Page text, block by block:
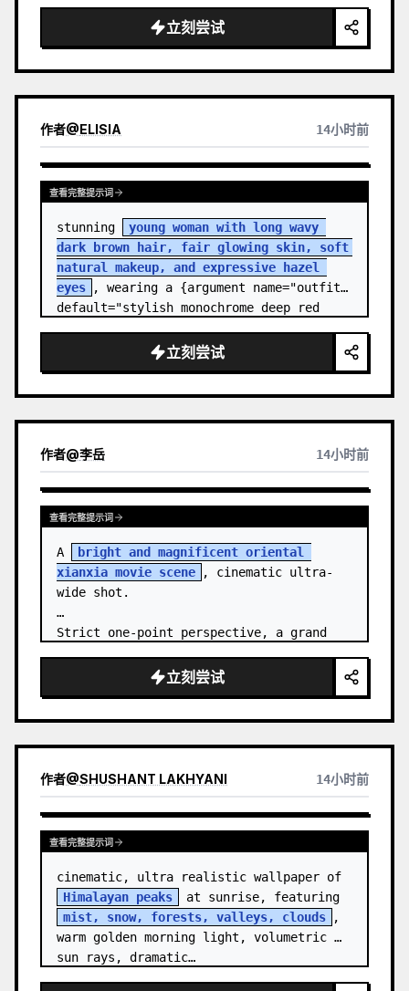
立刻尝试
作者@ELISIA 14小时前
查看完整提示词
stunning
young woman with long wavy
dark brown hair, fair glowing skin, soft
natural makeup, and expressive hazel
eyes
, wearing a {argument name="outfit"
default="stylish monochrome deep red
立刻尝试
作者@李岳 14小时前
查看完整提示词
A
bright and magnificent oriental
xianxia movie scene
, cinematic ultra-
wide shot.
Strict one-point perspective, a grand
golden jade, passing through the sea of
clouds from the bottom…
立刻尝试
作者@SHUSHANT LAKHYANI 14小时前
查看完整提示词
Himalayan peaks
mist, snow, forests, valleys, clouds
,
warm golden morning light, volumetric
sun rays, dramatic…